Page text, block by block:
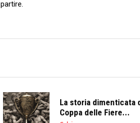
La storia dimenticata
Coppa delle Fiere...